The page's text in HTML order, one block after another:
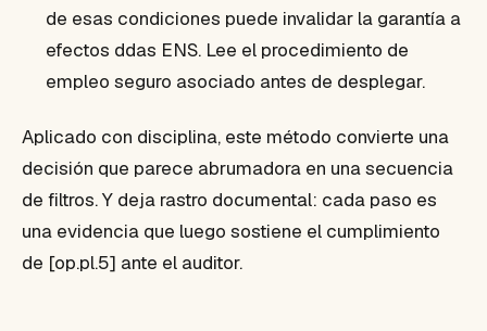
de esas condiciones puede invalidar la garantía a
efectos ddas ENS. Lee el procedimiento de
empleo seguro asociado antes de desplegar.
Aplicado con disciplina, este método convierte una
decisión que parece abrumadora en una secuencia
de filtros. Y deja rastro documental: cada paso es
una evidencia que luego sostiene el cumplimiento
de [op.pl.5] ante el auditor.